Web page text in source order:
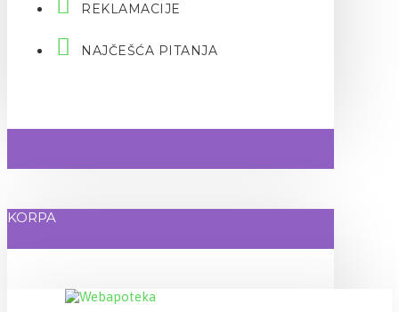
REKLAMACIJE
NAJČEŠĆA PITANJA
KORPA